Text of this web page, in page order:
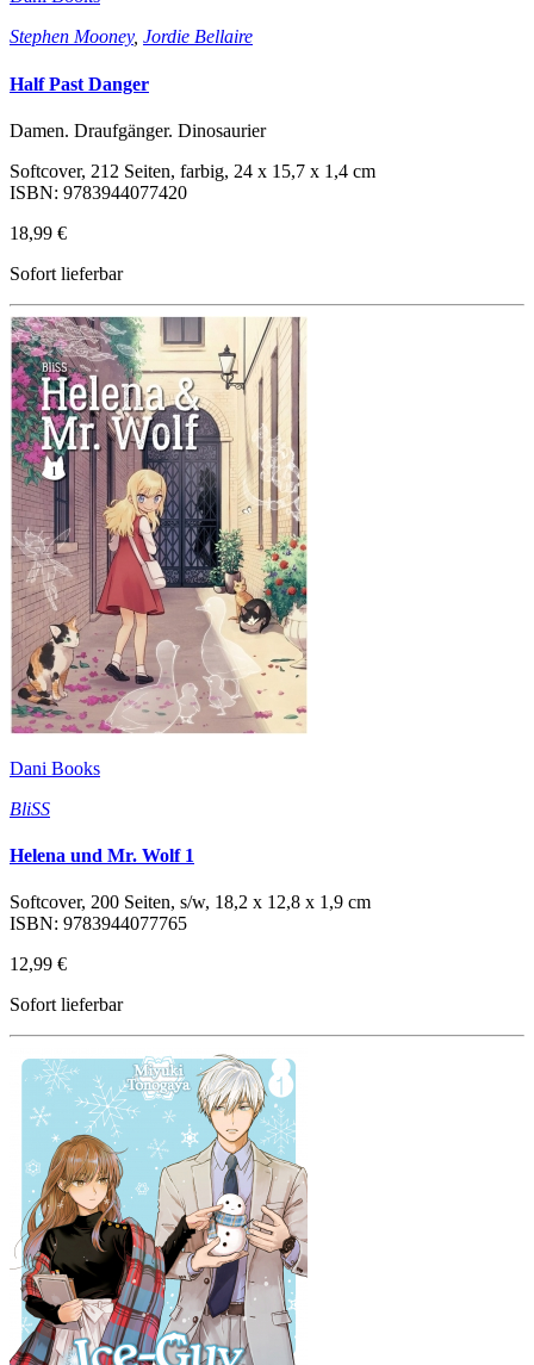
Stephen Mooney, Jordie Bellaire
Half Past Danger
Damen. Draufgänger. Dinosaurier
Softcover, 212 Seiten, farbig, 24 x 15,7 x 1,4 cm
ISBN: 9783944077420
18,99 €
Sofort lieferbar
Dani Books
BliSS
Helena und Mr. Wolf 1
Softcover, 200 Seiten, s/w, 18,2 x 12,8 x 1,9 cm
ISBN: 9783944077765
12,99 €
Sofort lieferbar